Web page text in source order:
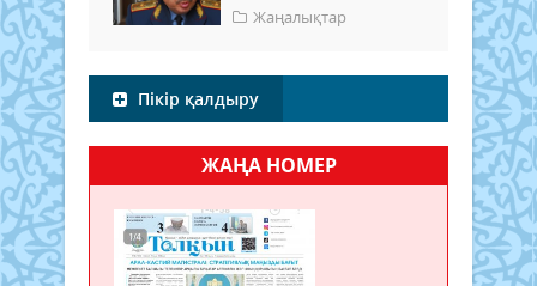
Жаңалықтар
Пікір қалдыру
ЖАҢА НОМЕР